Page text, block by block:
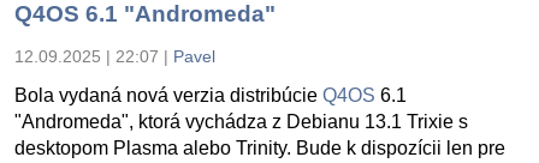
Q4OS 6.1 "Andromeda"
12.09.2025 | 22:07 | Pavel
Bola vydaná nová verzia distribúcie Q4OS 6.1
"Andromeda", ktorá vychádza z Debianu 13.1 Trixie s
desktopom Plasma alebo Trinity. Bude k dispozícii len pre